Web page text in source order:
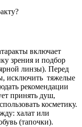
включает
зрения и подбор
линзы). Перед
исключить тяжелые
рекомендации
принять душ,
косметику.
халат или
(тапочки).